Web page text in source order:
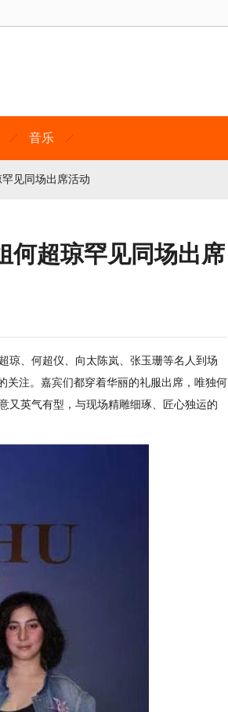
音乐
见同场出席活动
何超琼罕见同场出席
琼、何超仪、向太陈岚、张⽟珊等名人到场
关注。嘉宾们都穿着华丽的礼服出席，唯独何
又英气有型，与现场精雕细琢、匠⼼独运的